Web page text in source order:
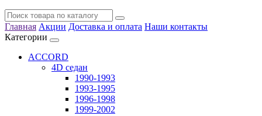
Главная Акции Доставка и оплата Наши контакты
Категории
ACCORD
4D седан
1990-1993
1993-1995
1996-1998
1999-2002